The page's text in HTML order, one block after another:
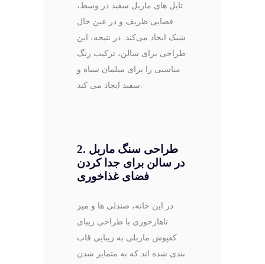
تایل های ماربل سفید در وسط،
فضایی ظریف و در عین حال
شیک ایجاد می‌کند. در نتیجه، این
طراحی برای سالن، ترکیب رنگ
مناسبی را برای مبلمان سیاه و
2. طراحی سنگ ماربل
در سالن برای جدا کردن
فضای غذاخوری
در این خانه، صندلی ها و میز
ناهارخوری با طراحی زیبای
کفپوش ماربلی به زیبایی قاب
بندی شده اند که به متمایز شدن